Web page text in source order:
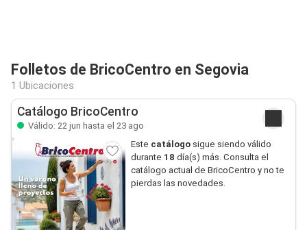
Folletos de BricoCentro en Segovia
1 Ubicaciones
Catálogo BricoCentro
Válido: 22 jun hasta el 23 ago
Este catálogosigue siendo válido
durante 18 día(s) más. Consulta el
catálogo actual de BricoCentro y no te
pierdas las novedades.